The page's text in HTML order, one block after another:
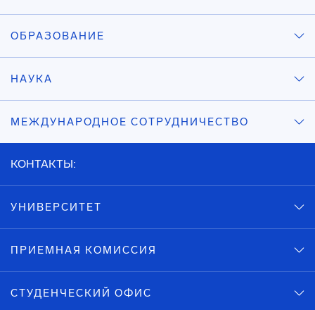
ОБРАЗОВАНИЕ
НАУКА
МЕЖДУНАРОДНОЕ СОТРУДНИЧЕСТВО
КОНТАКТЫ:
УНИВЕРСИТЕТ
ПРИЕМНАЯ КОМИССИЯ
СТУДЕНЧЕСКИЙ ОФИС